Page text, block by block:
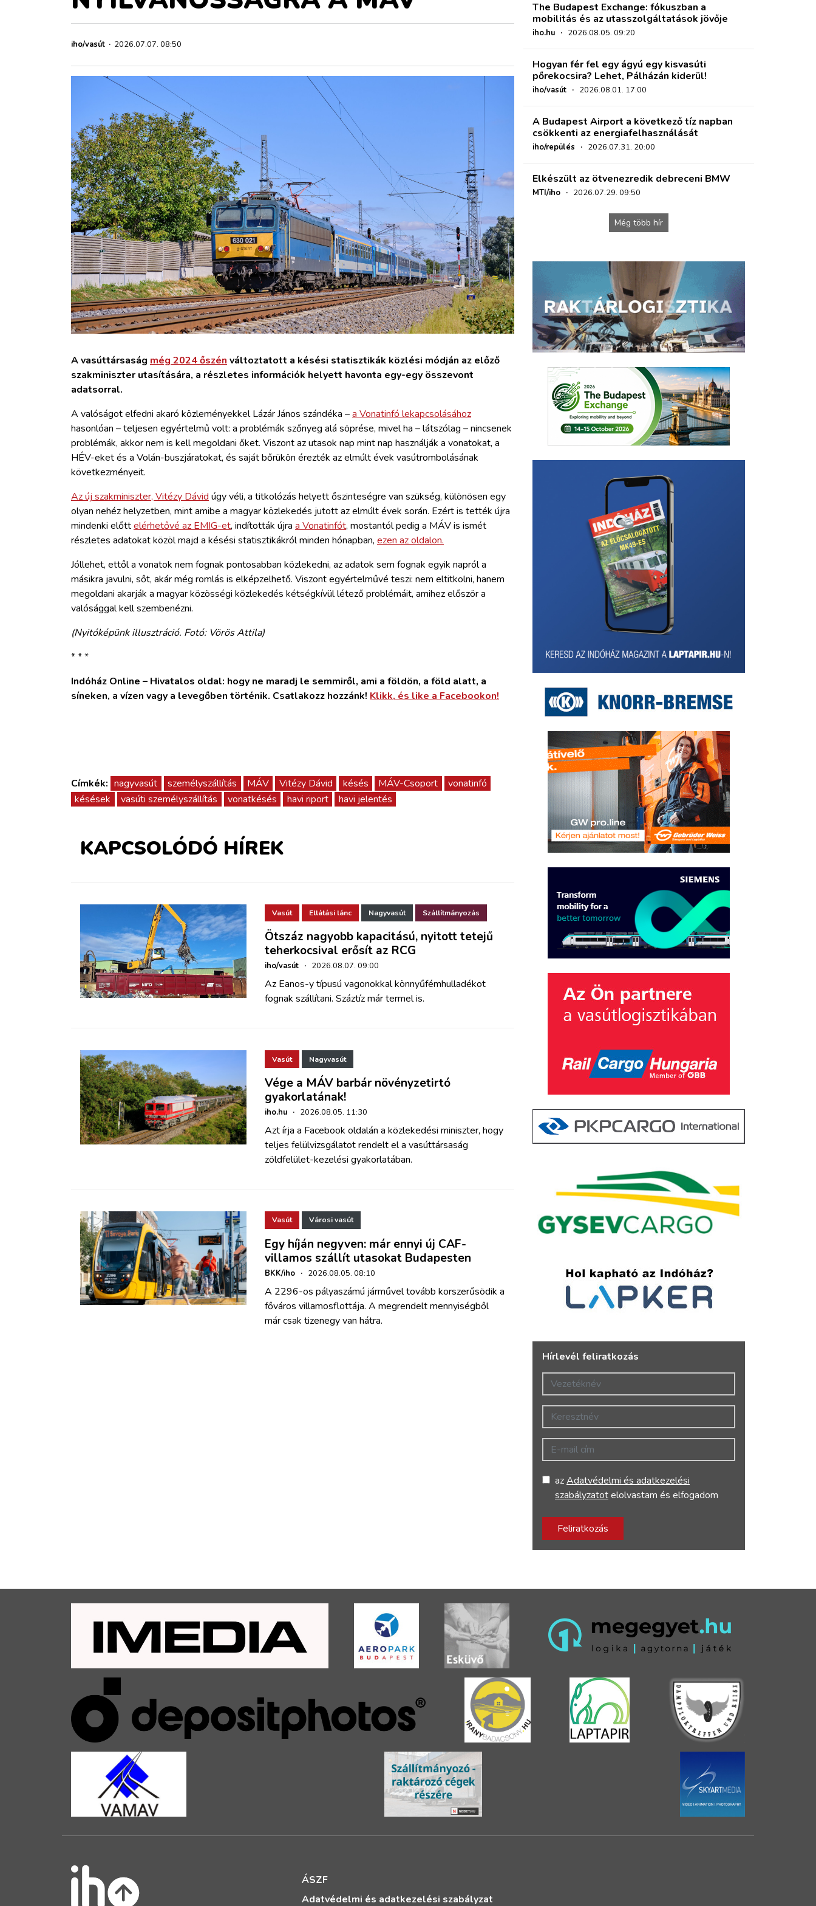
HAJÓZÁS
WEBSHOP
BELÉPÉS
REGISZTRÁCIÓ
iho/vasút · 2026.07.07. 08:50
A vasúttársaság még 2024 őszén változtatott a késési statisztikák közlési módján az előző
szakminiszter utasítására, a részletes információk helyett havonta egy-egy összevont
adatsorral.
A valóságot elfedni akaró közleményekkel Lázár János szándéka –a Vonatinfó lekapcsolásához
hasonlóan – teljesen egyértelmű volt: a problémák szőnyeg alá söprése, mivel ha – látszólag – nincsenek
problémák, akkor nem is kell megoldani őket. Viszont az utasok nap mint nap használják a vonatokat, a
HÉV-eket és a Volán-buszjáratokat, és saját bőrükön érezték az elmúlt évek vasútrombolásának
következményeit.
Az új szakminiszter, Vitézy Dávid úgy véli, a titkolózás helyett őszinteségre van szükség, különösen egy
olyan nehéz helyzetben, mint amibe a magyar közlekedés jutott az elmúlt évek során. Ezért is tették újra
mindenki előttelérhetővé az EMIG-et, indították újra a Vonatinfót, mostantól pedig a MÁV is ismét
részletes adatokat közöl majd a késési statisztikákról minden hónapban, ezen az oldalon.
Jóllehet, ettől a vonatok nem fognak pontosabban közlekedni, az adatok sem fognak egyik napról a
másikra javulni, sőt, akár még romlás is elképzelhető. Viszont egyértelművé teszi: nem eltitkolni, hanem
megoldani akarják a magyar közösségi közlekedés kétségkívül létező problémáit, amihez először a
valósággal kell szembenézni.
(Nyitóképünk illusztráció. Fotó: Vörös Attila)
* * *
Indóház Online – Hivatalos oldal: hogy ne maradj le semmiről, ami a földön, a föld alatt, a
síneken, a vízen vagy a levegőben történik. Csatlakozz hozzánk! Klikk, és like a Facebookon!
Címkék: nagyvasút személyszállítás MÁV Vitézy Dávid késés MÁV-Csoport
vonatinfó
késések
vasúti személyszállítás vonatkésés havi riport havi jelentés
KAPCSOLÓDÓ HÍREK
Vasút Ellátási lánc Nagyvasút Szállítmányozás
Ötszáz nagyobb kapacitású, nyitott tetejű
teherkocsival erősít az RCG
iho/vasút · 2026.08.07. 09:00
Az Eanos-y típusú vagonokkal könnyűfémhulladékot
fognak szállítani. Száztíz már termel is.
Vasút Nagyvasút
Vége a MÁV barbár növényzetirtó
gyakorlatának!
iho.hu · 2026.08.05. 11:30
Azt írja a Facebook oldalán a közlekedési miniszter, hogy
teljes felülvizsgálatot rendelt el a vasúttársaság
zöldfelület-kezelési gyakorlatában.
Vasút Városi vasút
Egy híján negyven: már ennyi új CAF-
villamos szállít utasokat Budapesten
BKK/iho · 2026.08.05. 08:10
A 2296-os pályaszámú járművel tovább korszerűsödik a
főváros villamosflottája. A megrendelt mennyiségből
már csak tizenegy van hátra.
The Budapest Exchange: fókuszban a
mobilitás és az utasszolgáltatások jövője
iho.hu · 2026.08.05. 09:20
Hogyan fér fel egy ágyú egy kisvasúti
pőrekocsira? Lehet, Pálházán kiderül!
iho/vasút · 2026.08.01. 17:00
A Budapest Airport a következő tíz napban
csökkenti az energiafelhasználását
iho/repülés · 2026.07.31. 20:00
Elkészült az ötvenezredik debreceni BMW
MTI/iho · 2026.07.29. 09:50
Még több hír
Hírlevél feliratkozás
Vezetéknév
Keresztnév
E-mail cím
azAdatvédelmi és adatkezelési
szabályzatotelolvastam és elfogadom
Feliratkozás
ÁSZF
Adatvédelmi és adatkezelési szabályzat